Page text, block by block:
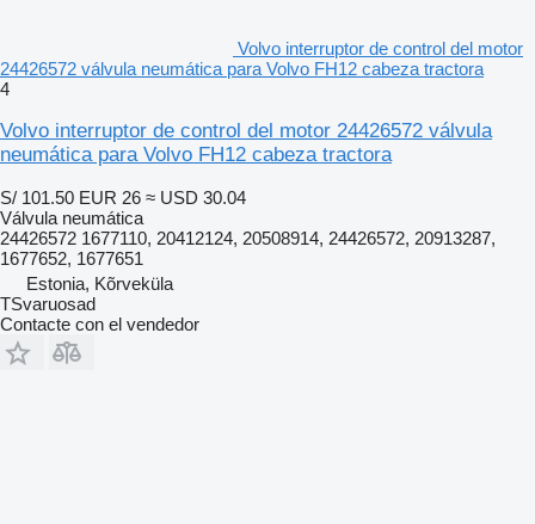
Volvo interruptor de control del motor
24426572 válvula neumática para Volvo FH12 cabeza tractora
4
Volvo interruptor de control del motor 24426572 válvula
neumática para Volvo FH12 cabeza tractora
S/ 101.50 EUR 26 ≈ USD 30.04
Válvula neumática
24426572 1677110, 20412124, 20508914, 24426572, 20913287,
1677652, 1677651
Estonia, Kõrveküla
TSvaruosad
Contacte con el vendedor